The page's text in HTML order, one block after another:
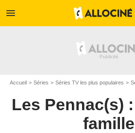
menu
Accueil Séries Séries TV les plus populaires
Les Pennac(s)
famille